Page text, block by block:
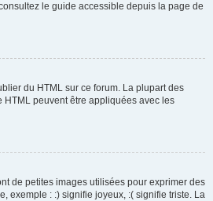
le guide accessible depuis la page de
du HTML sur ce forum. La plupart des
HTML peuvent être appliquées avec les
de petites images utilisées pour exprimer des
exemple : :) signifie joyeux, :( signifie triste. La